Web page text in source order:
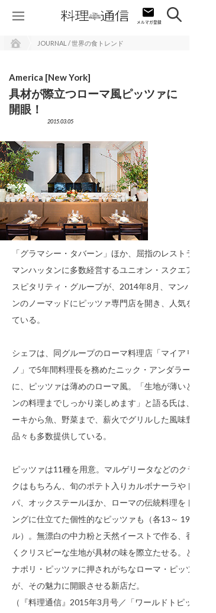
JOURNAL / 世界の食トレンド
America [New York]
具材が際立つローマ風ピッツァに
開眼！
2015.03.05
「グラマシー・タバーン」ほか、屈指のレストランを
マンハッタンに多数経営するユニオン・スクエア・ホ
スピタリティ・グループが、2014年8月、マンハッタ
ンのノーマッドにピッツァ専門店を開き、人気を博し
ている。
シェフは、同グループのローマ料理店「マイアリー
ノ」で5年間料理長を務めたニック・アンダラー氏だけ
に、ピッツァは薄めのローマ風。「生地が薄いとメイ
ンの料理までしっかり楽しめます」と語る氏は、ステ
ーキから魚、野菜まで、薪火でグリルした風味豊かな
品々も多数提供している。
ピッツァは11種を用意。マルゲリータなどのクラシッ
クはもちろん、旬のポテト入りカルボナーラやトリッ
パ、オックステールほか、ローマの伝統料理をトッピ
ングに仕立てた個性的なピッツァも（各13～ 19ド
ル）。無漂白の中力粉と天然イーストで作る、香ばし
くクリスピーな生地が具材の味を際立たせる。とかく
ナポリ・ピッツァに押されがちなローマ・ピッツァだ
が、その魅力に開眼させる新店だ。
（『料理通信』2015年3月号／「ワールドトピック